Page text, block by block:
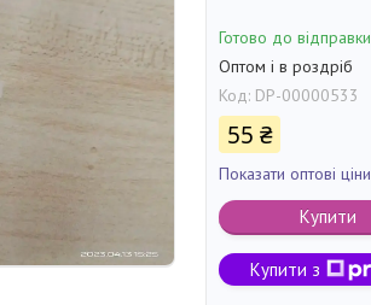
Готово до відправки
Оптом і в роздріб
Код: DP-00000533
55 ₴
Показати оптові ціни
Купити
Купити з